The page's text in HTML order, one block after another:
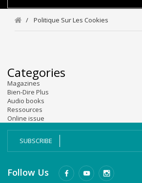
Politique Sur Les Cookies
Categories
Magazines
Bien-Dire Plus
Audio books
Ressources
Online issue
SUBSCRIBE
Follow Us